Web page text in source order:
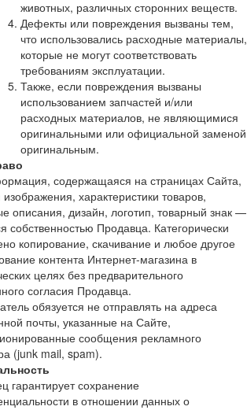
животных, различных сторонних веществ.
Дефекты или повреждения вызваны тем,
что использовались расходные материалы,
которые не могут соответствовать
требованиям эксплуатации.
Также, если повреждения вызваны
использованием запчастей и/или
расходных материалов, не являющимися
оригинальными или официальной заменой
оригинальным.
содержащаяся на страницах Сайта,
характеристики товаров,
описания, дизайн, логотип, товарный знак —
собственностью Продавца. Категорически
копирование, скачивание и любое другое
контента Интернет-магазина в
целях без предварительного
согласия Продавца.
обязуется не отправлять на адреса
почты, указанные на Сайте,
сообщения рекламного
(junk mail, spam).
гарантирует сохранение
в отношении данных о